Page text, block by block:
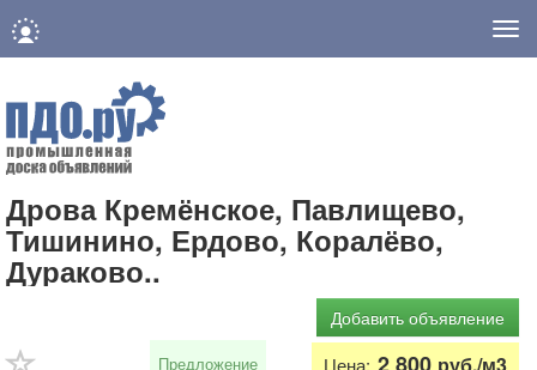
Дрова Кремёнское, Павлищево,
Тишинино, Ердово, Коралёво,
Дураково..
Добавить объявление
Предложение Цена: